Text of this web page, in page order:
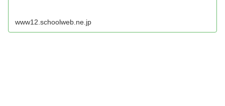
www12.schoolweb.ne.jp